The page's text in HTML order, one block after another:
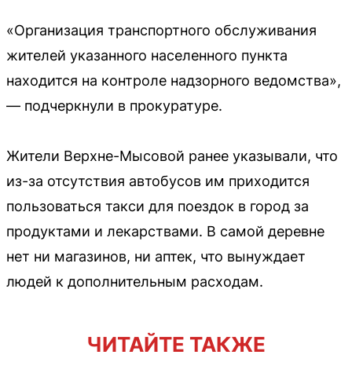
«Организация транспортного обслуживания
жителей указанного населенного пункта
находится на контроле надзорного ведомства»,
— подчеркнули в прокуратуре.
Жители Верхне-Мысовой ранее указывали, что
из-за отсутствия автобусов им приходится
пользоваться такси для поездок в город за
продуктами и лекарствами. В самой деревне
нет ни магазинов, ни аптек, что вынуждает
людей к дополнительным расходам.
ЧИТАЙТЕ ТАКЖЕ